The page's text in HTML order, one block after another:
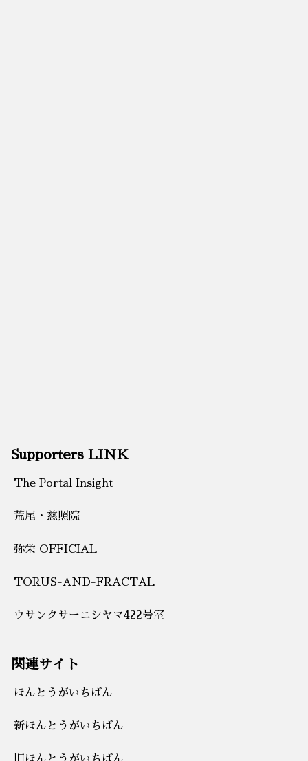
Supporters LINK
The Portal Insight
荒尾・慈照院
弥栄 OFFICIAL
TORUS-AND-FRACTAL
ウサンクサーニシヤマ422号室
関連サイト
ほんとうがいちばん
新ほんとうがいちばん